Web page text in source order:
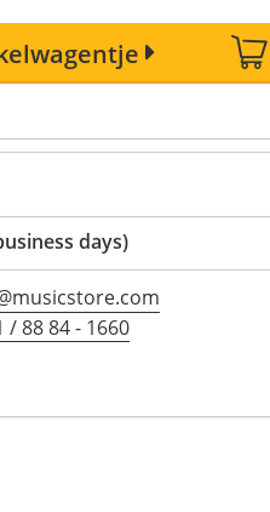
days)
/ 88 84 - 1660